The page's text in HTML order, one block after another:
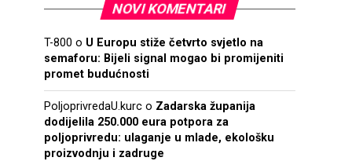
NOVI KOMENTARI
T-800 o U Europu stiže četvrto svjetlo na
semaforu: Bijeli signal mogao bi promijeniti
promet budućnosti
PoljoprivredaU.kurc o Zadarska županija
dodijelila 250.000 eura potpora za
poljoprivredu: ulaganje u mlade, ekološku
proizvodnju i zadruge